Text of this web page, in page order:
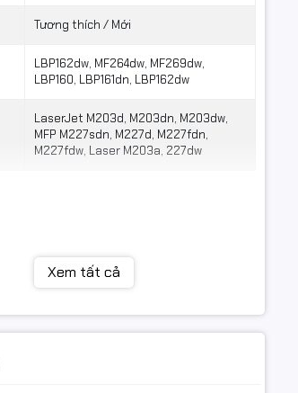
Tương thích / Mới
LBP162dw, MF264dw, MF269dw,
LBP160, LBP161dn, LBP162dw
LaserJet M203d, M203dn, M203dw,
MFP M227sdn, M227d, M227fdn,
M227fdw, Laser M203a, 227dw
Xem tất cả